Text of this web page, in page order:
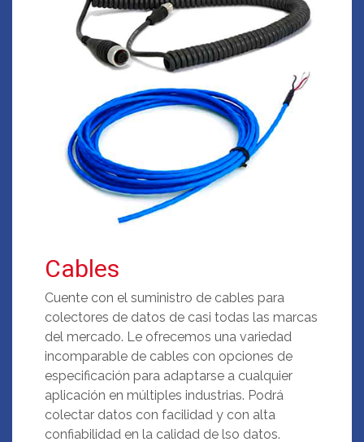
Cables
Cuente con el suministro de cables para
colectores de datos de casi todas las marcas
del mercado. Le ofrecemos una variedad
incomparable de cables con opciones de
especificación para adaptarse a cualquier
aplicación en múltiples industrias. Podrá
colectar datos con facilidad y con alta
confiabilidad en la calidad de lso datos.